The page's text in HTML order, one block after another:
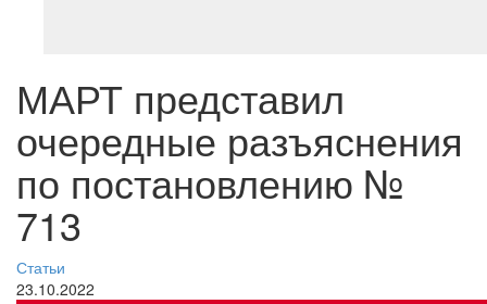
МАРТ представил
очередные разъяснения
по постановлению №
713
Статьи
23.10.2022